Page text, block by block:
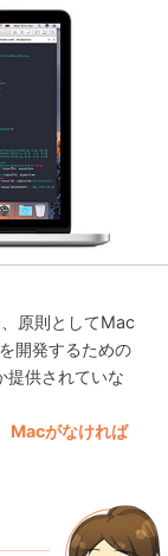
原則としてMac
開発するための
提供されていな
Macがなければ